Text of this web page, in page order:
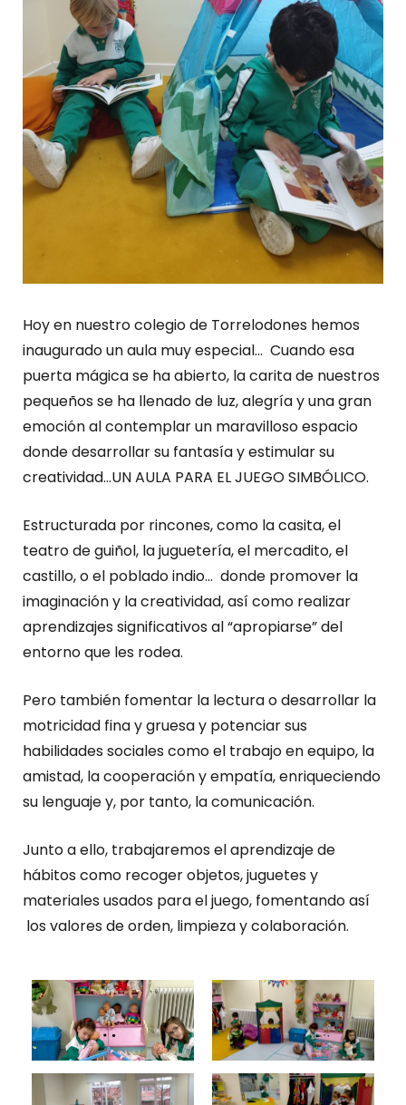
Hoy en nuestro colegio de Torrelodones hemos
inaugurado un aula muy especial… Cuando esa
puerta mágica se ha abierto, la carita de nuestros
pequeños se ha llenado de luz, alegría y una gran
emoción al contemplar un maravilloso espacio
donde desarrollar su fantasía y estimular su
creatividad…UN AULA PARA EL JUEGO SIMBÓLICO.
Estructurada por rincones, como la casita, el
teatro de guiñol, la juguetería, el mercadito, el
castillo, o el poblado indio… donde promover la
imaginación y la creatividad, así como realizar
aprendizajes significativos al “apropiarse” del
entorno que les rodea.
Pero también fomentar la lectura o desarrollar la
motricidad fina y gruesa y potenciar sus
habilidades sociales como el trabajo en equipo, la
amistad, la cooperación y empatía, enriqueciendo
su lenguaje y, por tanto, la comunicación.
Junto a ello, trabajaremos el aprendizaje de
hábitos como recoger objetos, juguetes y
materiales usados para el juego, fomentando así
los valores de orden, limpieza y colaboración.